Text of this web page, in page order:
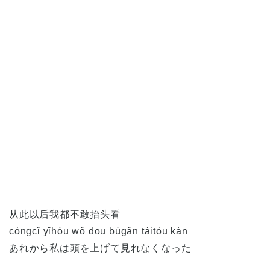
从此以后我都不敢抬头看
cóngcǐ yǐhòu wǒ dōu bùgǎn táitóu kàn
あれから私は頭を上げて見れなくなった